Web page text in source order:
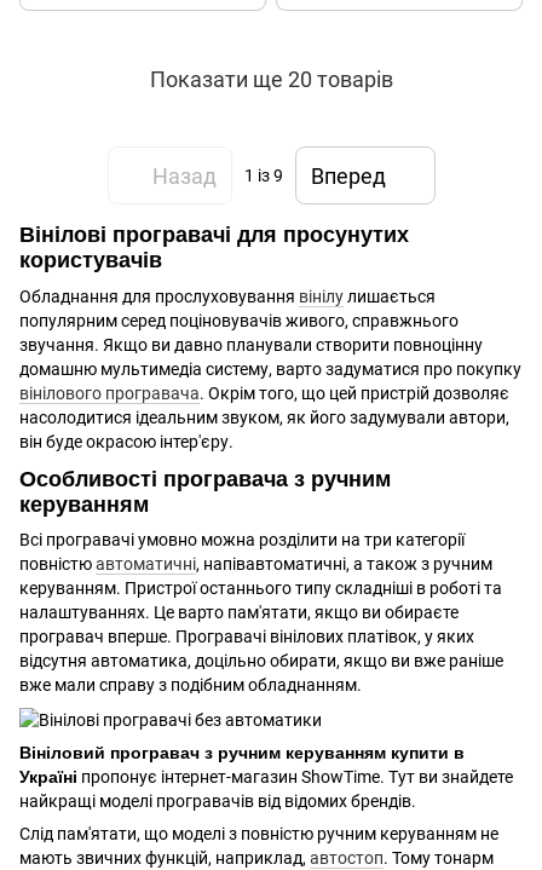
Показати ще 20 товарів
Назад 1 із 9 Вперед
Вінілові програвачі для просунутих
користувачів
Обладнання для прослуховування вінілулишається
популярним серед поціновувачів живого, справжнього
звучання. Якщо ви давно планували створити повноцінну
домашню мультимедіа систему, варто задуматися про покупку
вінілового програвача. Окрім того, що цей пристрій дозволяє
насолодитися ідеальним звуком, як його задумували автори,
він буде окрасою інтер'єру.
Особливості програвача з ручним
керуванням
Всі програвачі умовно можна розділити на три категорії
повністюавтоматичні, напівавтоматичні, а також з ручним
керуванням. Пристрої останнього типу складніші в роботі та
налаштуваннях. Це варто пам'ятати, якщо ви обираєте
програвач вперше. Програвачі вінілових платівок, у яких
відсутня автоматика, доцільно обирати, якщо ви вже раніше
вже мали справу з подібним обладнанням.
Вініловий програвач з ручним керуванням купити в
Україні пропонує інтернет-магазин ShowTime. Тут ви знайдете
найкращі моделі програвачів від відомих брендів.
Слід пам'ятати, що моделі з повністю ручним керуванням не
мають звичних функцій, наприклад, автостоп. Тому тонарм